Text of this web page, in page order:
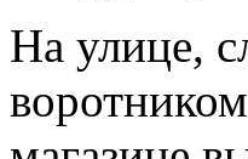
На улице,